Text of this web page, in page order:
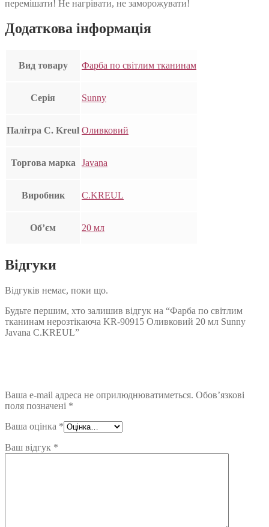
перемішати! Не нагрівати, не заморожувати!
Додаткова інформація
Вид товару Фарба по світлим тканинам
Серія Sunny
Палітра C. Kreul Оливковий
Торгова марка Javana
Виробник C.KREUL
Об’єм 20 мл
Відгуки
Відгуків немає, поки що.
Будьте першим, хто залишив відгук на “Фарба по світлим
тканинам нерозтікаюча KR-90915 Оливковий 20 мл Sunny
Javana C.KREUL”
Ваша e-mail адреса не оприлюднюватиметься. Обов’язкові
поля позначені *
Ваша оцінка *
Ваш відгук *